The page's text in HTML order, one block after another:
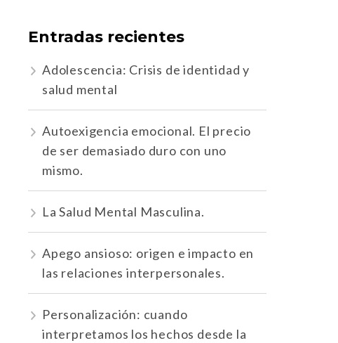
Entradas recientes
Adolescencia: Crisis de identidad y
salud mental
Autoexigencia emocional. El precio
de ser demasiado duro con uno
mismo.
La Salud Mental Masculina.
Apego ansioso: origen e impacto en
las relaciones interpersonales.
Personalización: cuando
interpretamos los hechos desde la